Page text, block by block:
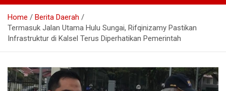
Home
Berita Daerah
Termasuk Jalan Utama Hulu Sungai, Rifqinizamy Pastikan
Infrastruktur di Kalsel Terus Diperhatikan Pemerintah